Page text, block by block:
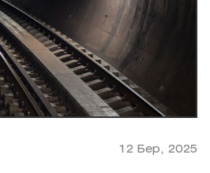
12 Бер, 2025